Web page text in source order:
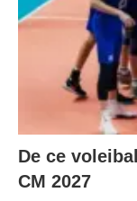
De ce
CM 2027